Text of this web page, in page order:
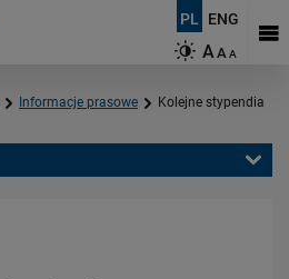
PL ENG
AAA
Informacje prasowe
Kolejne stypendia